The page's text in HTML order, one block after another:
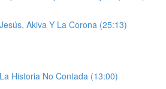
Akiva Y La Corona (25:13)
Historia No Contada (13:00)